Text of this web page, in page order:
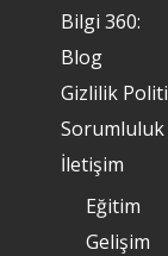
Bilgi 360:
Blog
Gizlilik
Sorumluluk
İletişim
Eğitim
Gelişim